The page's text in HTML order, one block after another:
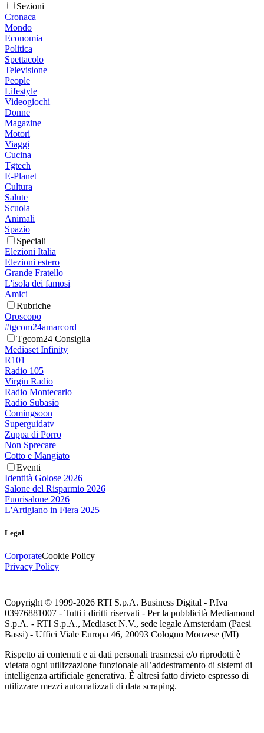
Sezioni
Cronaca
Mondo
Economia
Politica
Spettacolo
Televisione
People
Lifestyle
Videogiochi
Donne
Magazine
Motori
Viaggi
Cucina
Tgtech
E-Planet
Cultura
Salute
Scuola
Animali
Spazio
Speciali
Elezioni Italia
Elezioni estero
Grande Fratello
L'isola dei famosi
Amici
Rubriche
Oroscopo
#tgcom24amarcord
Tgcom24 Consiglia
Mediaset Infinity
R101
Radio 105
Virgin Radio
Radio Montecarlo
Radio Subasio
Comingsoon
Superguidatv
Zuppa di Porro
Non Sprecare
Cotto e Mangiato
Eventi
Identità Golose 2026
Salone del Risparmio 2026
Fuorisalone 2026
L'Artigiano in Fiera 2025
Legal
CorporateCookie Policy
Privacy Policy
Copyright © 1999-2026 RTI S.p.A. Business Digital - P.Iva
03976881007 - Tutti i diritti riservati - Per la pubblicità Mediamond
S.p.A. - RTI S.p.A., Mediaset N.V., sede legale Amsterdam (Paesi
Bassi) - Uffici Viale Europa 46, 20093 Cologno Monzese (MI)
Rispetto ai contenuti e ai dati personali trasmessi e/o riprodotti è
vietata ogni utilizzazione funzionale all’addestramento di sistemi di
intelligenza artificiale generativa. È altresì fatto divieto espresso di
utilizzare mezzi automatizzati di data scraping.